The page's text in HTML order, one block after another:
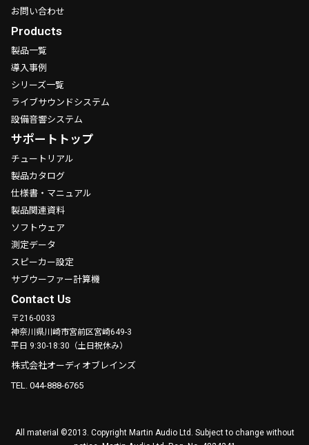
お問い合わせ
Products
製品一覧
導入事例
シリーズ一覧
ライブサウンドシステム
設備音響システム
サポートトップ
チュートリアル
製品カタログ
仕様書・マニュアル
製品関連資料
ソフトウェア
測定データ
スピーカー設定
サブウーファー計算機
Contact Us
〒216-0033
神奈川県川崎市宮前区宮崎649-3
平日 9:30-18:30（土日祝休み）
株式会社オーディオブレインズ
TEL. 044-888-6765
All material ©2013. Copyright Martin Audio Ltd. Subject to change without